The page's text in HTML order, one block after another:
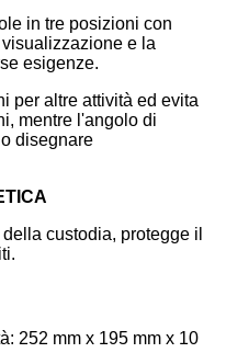
in tre posizioni con
e la
esigenze.
per altre attività ed evita
mentre l'angolo di
disegnare
custodia, protegge il
252 mm x 195 mm x 10